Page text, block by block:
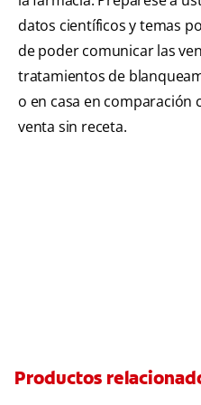
datos científicos y temas
de poder comunicar las
tratamientos de
o en casa en comparación
venta sin receta.
Productos